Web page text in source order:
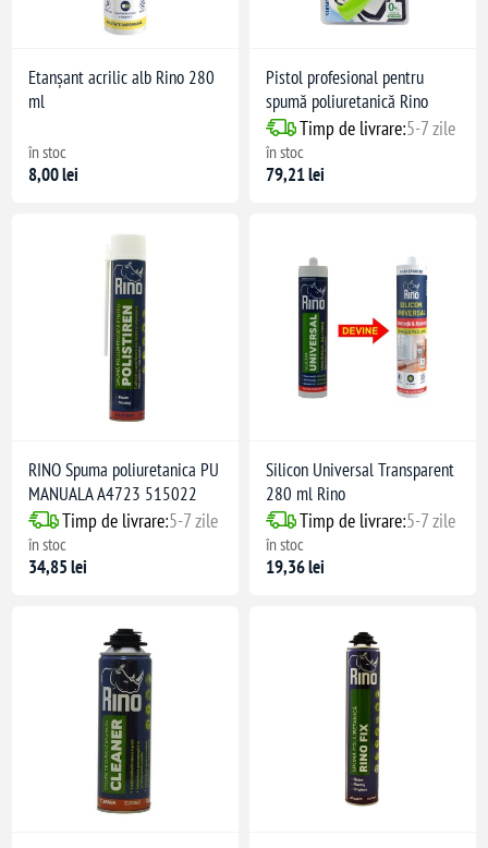
Etanșant acrilic alb Rino 280
ml
în stoc
8,00 lei
Pistol profesional pentru
spumă poliuretanică Rino
Timp de livrare:5-7 zile
în stoc
79,21 lei
RINO Spuma poliuretanica PU
MANUALA A4723 515022
Timp de livrare:5-7 zile
în stoc
34,85 lei
Silicon Universal Transparent
280 ml Rino
Timp de livrare:5-7 zile
în stoc
19,36 lei